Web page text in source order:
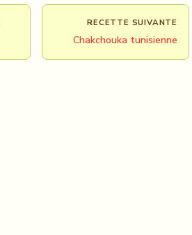
RECETTE SUIVANTE
Chakchouka tunisienne